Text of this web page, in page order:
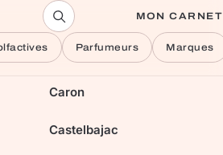
MON CARNET
Parfumeurs Marques
Caron
Castelbajac